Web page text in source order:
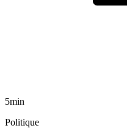
5min
Politique